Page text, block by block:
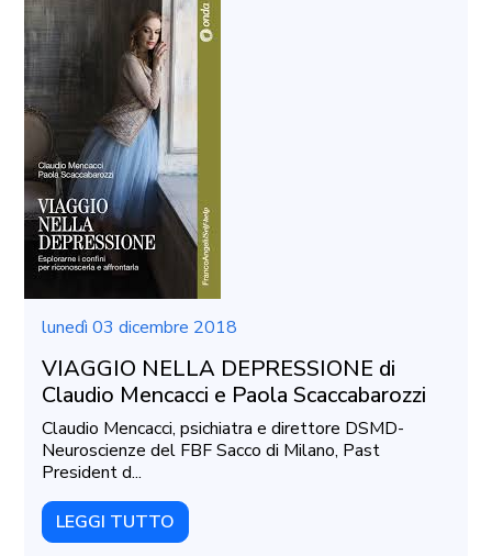
lunedì 03 dicembre 2018
VIAGGIO NELLA DEPRESSIONE di
Claudio Mencacci e Paola Scaccabarozzi
Claudio Mencacci, psichiatra e direttore DSMD-
Neuroscienze del FBF Sacco di Milano, Past
President d...
LEGGI TUTTO